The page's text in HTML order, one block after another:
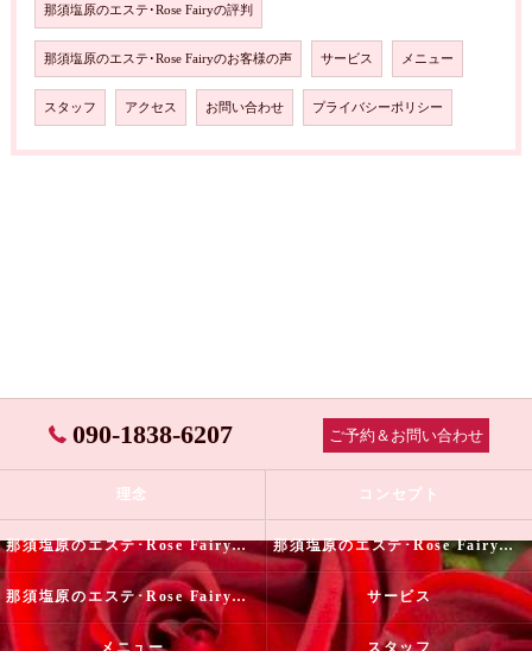
那須塩原のエステ･Rose Fairyの評判
那須塩原のエステ･Rose Fairyのお客様の声 サービス メニュー
スタッフ アクセス お問い合わせ プライバシーポリシー
090-1838-6207 ご予約＆お問い合わせ
理念 コンセプト
那須塩原のエステ･Rose Fairyの口コミ情報 那須塩原のエステ･Rose Fairyの評判
那須塩原のエステ･Rose Fairyのお客様の声 サービス
メニュー スタッフ